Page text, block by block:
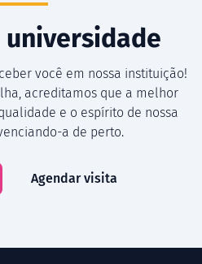
universidade
você em nossa instituição!
acreditamos que a melhor
e o espírito de nossa
a de perto.
Agendar visita